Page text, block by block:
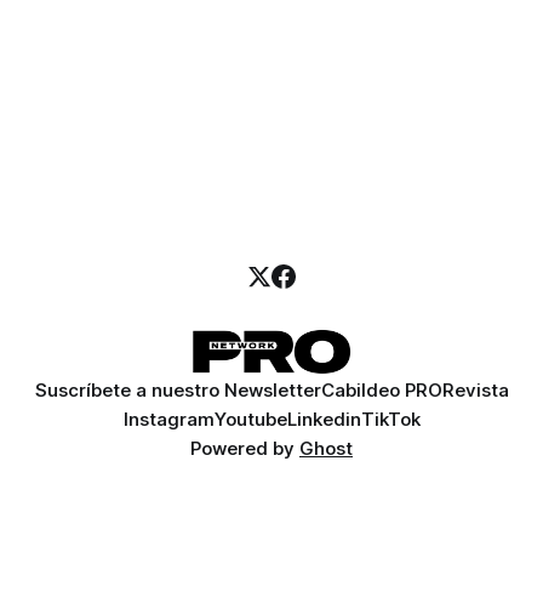
Suscríbete a nuestro NewsletterCabildeo PRORevista
InstagramYoutubeLinkedinTikTok
Powered by Ghost